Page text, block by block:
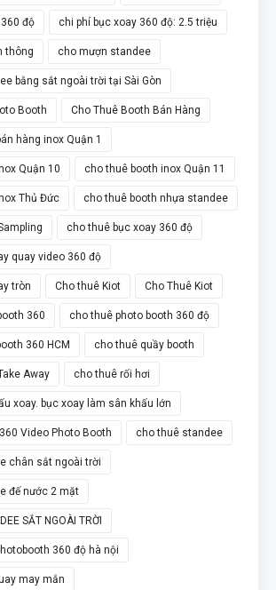
độ chi phí bục xoay 360 độ: 2.5 triệu
thông cho mượn standee
bằng sắt ngoài trời tại Sài Gòn
Booth Cho Thuê Booth Bán Hàng
hàng inox Quận 1
Quận 10 cho thuê booth inox Quận 11
Thủ Đức cho thuê booth nhựa standee
cho thuê bục xoay 360 độ
quay video 360 độ
tròn Cho thuê Kiot Cho Thuê Kiot
360 cho thuê photo booth 360 độ
360 HCM cho thuê quầy booth
Away cho thuê rối hơi
xoay. bục xoay làm sân khấu lớn
Video Photo Booth cho thuê standee
chân sắt ngoài trời
đế nước 2 mặt
SẮT NGOÀI TRỜI
360 độ hà nội
may mắn